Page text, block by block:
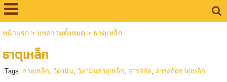
หน้าแรก> บทคาวมทั้งหมด > ธาตุเหล็ก
ธาตุเหล็ก
Tags: ธาตุเหล็ก, วิตามิน, วิตามินธาตุเหล็ก, สารสกัด, สารสกัดธาตุเหล็ก